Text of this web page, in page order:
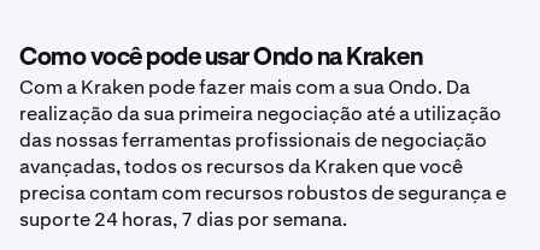
Como você pode usar Ondo na Kraken
Com a Kraken pode fazer mais com a sua Ondo. Da
realização da sua primeira negociação até a utilização
das nossas ferramentas profissionais de negociação
avançadas, todos os recursos da Kraken que você
precisa contam com recursos robustos de segurança e
suporte 24 horas, 7 dias por semana.